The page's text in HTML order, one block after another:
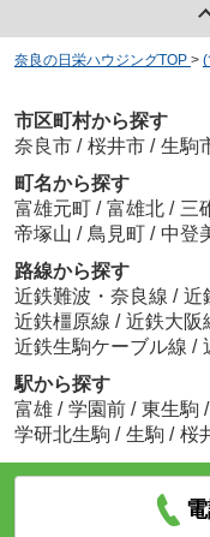
奈良の日栄ハウジングTOP > (
市区町村から探す
奈良市 / 桜井市 / 生駒
町名から探す
富雄元町 / 富雄北 / 三
帝塚山 / 鳥見町 / 中登
路線から探す
近鉄難波・奈良線 / 近
近鉄橿原線 / 近鉄大阪
近鉄生駒ケーブル線 /
駅から探す
富雄 / 学園前 / 東生駒 /
学研北生駒 / 生駒 / 桜